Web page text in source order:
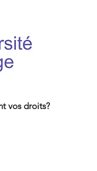
vos droits?